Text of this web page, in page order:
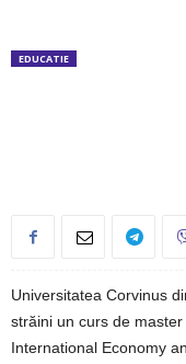
EDUCATIE
Universitatea Corvinus
străini un curs de
International Economy